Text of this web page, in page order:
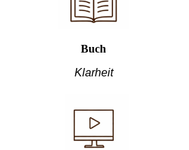
Buch
Klarheit